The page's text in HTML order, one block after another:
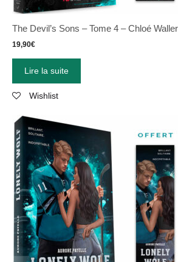
The Devil’s Sons – Tome 4 – Chloé
19,90€
Lire la suite
Wishlist